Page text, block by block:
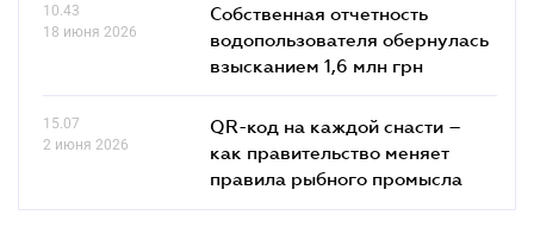
10.43
18 июня 2026
Собственная отчетность
водопользователя обернулась
взысканием 1,6 млн грн
15.07
2 июня 2026
QR-код на каждой снасти –
как правительство меняет
правила рыбного промысла